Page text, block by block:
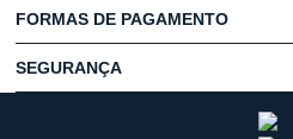
FORMAS DE PAGAMENTO
SEGURANÇA